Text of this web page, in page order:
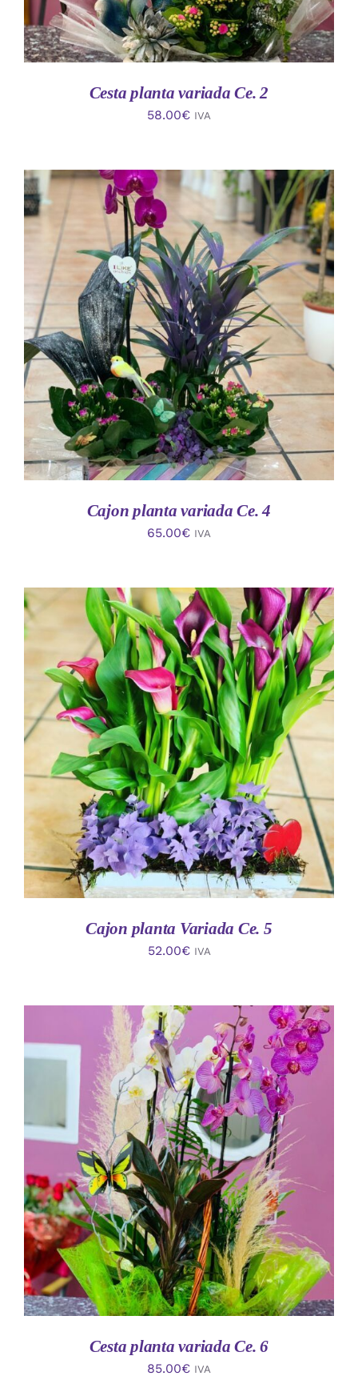
Cesta planta variada Ce. 2
58.00€ IVA
AÑADIR AL CARRITO
/
DETALLES
Cajon planta variada Ce. 4
65.00€ IVA
AÑADIR AL CARRITO
/
DETALLES
Cajon planta Variada Ce. 5
52.00€ IVA
AÑADIR AL CARRITO
/
DETALLES
Cesta planta variada Ce. 6
85.00€ IVA